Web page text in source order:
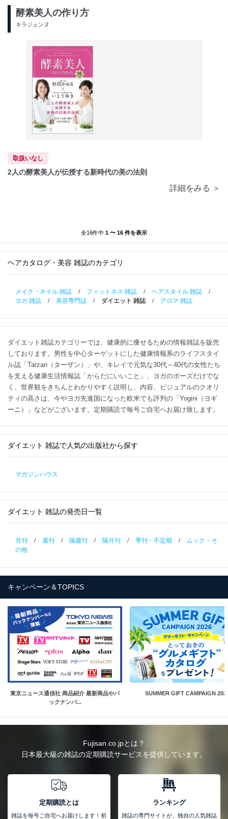
酵素美人の作り方
キラジェンヌ
取扱いなし
2人の酵素美人が伝授する新時代の美の法則
詳細をみる ＞
全16件中 1 〜 16 件を表示
ヘアカタログ・美容 雑誌のカテゴリ
メイク・ネイル 雑誌 / フィットネス 雑誌 / ヘアスタイル 雑誌
/
ヨガ 雑誌
/ 美容専門誌 / ダイエット 雑誌 / アロマ 雑誌
ダイエット雑誌カテゴリーでは、健康的に痩せるための情報雑誌を販売
しております。男性を中心ターゲットにした健康情報系のライフスタイ
ル誌「Tarzan（ターザン）」や、キレイで元気な30代～40代の女性たち
を支える健康生活情報誌「からだにいいこと」、ヨガのポーズだけでな
く、世界観をきちんとわかりやすく説明し、内容、ビジュアルのクオリ
ティの高さは、今やヨガ先進国になった欧米でも評判の「Yogini（ヨギ
ーニ）」などがございます。定期購読で毎号ご自宅へお届け致します。
ダイエット 雑誌で人気の出版社から探す
マガジンハウス
ダイエット 雑誌の発売日一覧
月刊 / 週刊 / 隔週刊 / 隔月刊 / 季刊・不定期 /
ムック・そ
の他
キャンペーン＆TOPICS
東京ニュース通信社 商品紹介 最新商品やバ
ックナンバ...
SUMMER GIFT CAMPAIGN
Fujisan.co.jpとは？
日本最大級の雑誌の定期購読サービスを提供しています。
定期購読とは
雑誌を毎号ご自宅へお届けします！初
ランキング
雑誌の専門サイトが、独自の人気雑誌